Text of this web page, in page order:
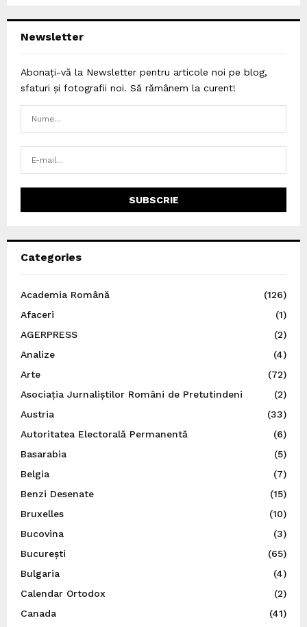
Newsletter
Abonați-vă la Newsletter pentru articole noi pe blog,
sfaturi și fotografii noi. Să rămânem la curent!
Categories
Academia Română
(126)
Afaceri
(1)
AGERPRESS
(2)
Analize
(4)
Arte
(72)
Asociația Jurnaliștilor Români de Pretutindeni
(2)
Austria
(33)
Autoritatea Electorală Permanentă
(6)
Basarabia
(5)
Belgia
(7)
Benzi Desenate
(15)
Bruxelles
(10)
Bucovina
(3)
București
(65)
Bulgaria
(4)
Calendar Ortodox
(2)
Canada
(41)